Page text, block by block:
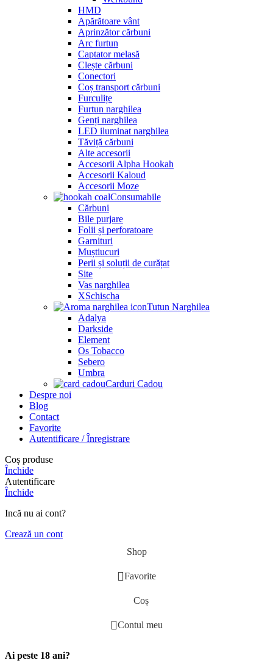
HMD
Apărătoare vânt
Aprinzător cărbuni
Arc furtun
Captator melasă
Clește cărbuni
Conectori
Coș transport cărbuni
Furculițe
Furtun narghilea
Genți narghilea
LED iluminat narghilea
Tăviță cărbuni
Alte accesorii
Accesorii Alpha Hookah
Accesorii Kaloud
Accesorii Moze
Consumabile
Cărbuni
Bile purjare
Folii și perforatoare
Garnituri
Muștiucuri
Perii și soluții de curățat
Site
Vas narghilea
XSchischa
Tutun Narghilea
Adalya
Darkside
Element
Os Tobacco
Sebero
Umbra
Carduri Cadou
Despre noi
Blog
Contact
Favorite
Autentificare / Înregistrare
Coș produse
Închide
Autentificare
Închide
Incă nu ai cont?
Crează un cont
Shop
Favorite
Coș
Contul meu
Ai peste 18 ani?